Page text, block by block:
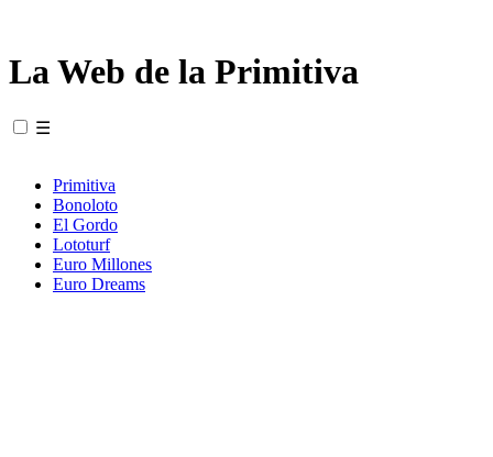
La Web de la Primitiva
☰
Primitiva
Bonoloto
El Gordo
Lototurf
Euro Millones
Euro Dreams